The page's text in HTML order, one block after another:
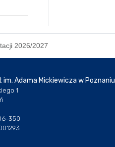
2026/2027
Adama Mickiewicza w Poznaniu
1
350